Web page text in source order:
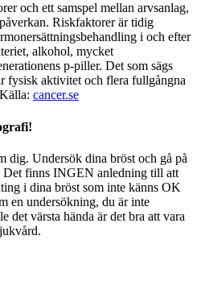
och ett samspel mellan arvsanlag,
Riskfaktorer är tidig
i och efter
alkohol, mycket
p-piller. Det som sägs
fysisk aktivitet och flera fullgångna
cancer.se
dig. Undersök dina bröst och gå på
finns INGEN anledning till att
i dina bröst som inte känns OK
en undersökning, du är inte
det värsta hända är det bra att vara